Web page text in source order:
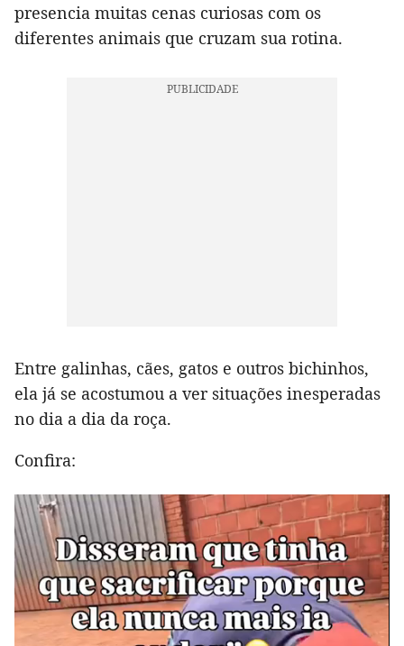
presencia muitas cenas curiosas com os
diferentes animais que cruzam sua rotina.
Entre galinhas, cães, gatos e outros bichinhos,
ela já se acostumou a ver situações inesperadas
no dia a dia da roça.
Confira: